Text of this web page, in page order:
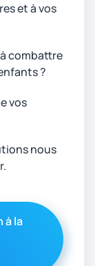
et à vos
combattre
?
vos
nous
à la